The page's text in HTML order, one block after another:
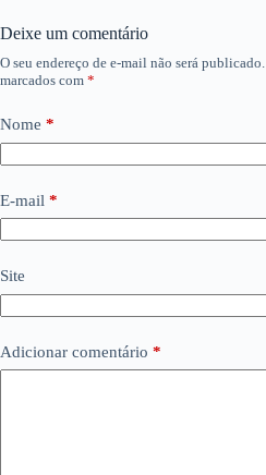
Deixe um comentário
O seu endereço de e-mail não será publicado.
marcados com *
Nome *
E-mail *
Site
Adicionar comentário *